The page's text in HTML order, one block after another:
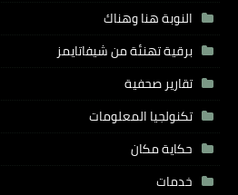
النوبة هنا وهناك
برقية تهنئة من شيفاتايمز
تقارير صحفية
تكنولجيا المعلومات
حكاية مكان
خدمات